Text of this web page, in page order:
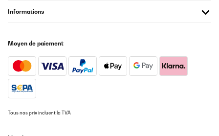
Informations
Moyen de paiement
Tous nos prix incluent la TVA